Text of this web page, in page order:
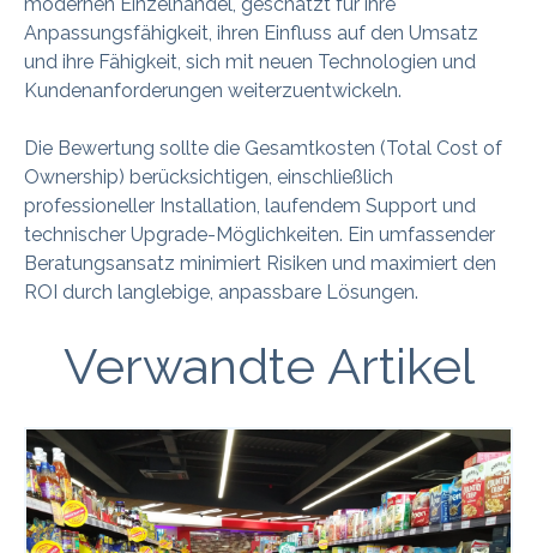
modernen Einzelhandel, geschätzt für ihre
Anpassungsfähigkeit, ihren Einfluss auf den Umsatz
und ihre Fähigkeit, sich mit neuen Technologien und
Kundenanforderungen weiterzuentwickeln.
Die Bewertung sollte die Gesamtkosten (Total Cost of
Ownership) berücksichtigen, einschließlich
professioneller Installation, laufendem Support und
technischer Upgrade-Möglichkeiten. Ein umfassender
Beratungsansatz minimiert Risiken und maximiert den
ROI durch langlebige, anpassbare Lösungen.
Verwandte Artikel